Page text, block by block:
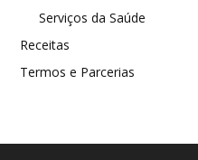
Serviços da Saúde
Receitas
Termos e Parcerias